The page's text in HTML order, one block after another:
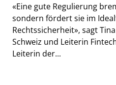
«Eine gute Regulierung
sondern fördert sie im
Rechtssicherheit», sagt
Schweiz und Leiterin
Leiterin der...